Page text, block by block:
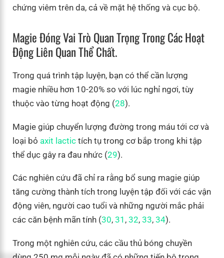
chứng viêm trên da, cả về mặt hệ thống và cục bộ.
Magie Đóng Vai Trò Quan Trọng Trong Các Hoạt
Động Liên Quan Thể Chất.
Trong quá trình tập luyện, bạn có thể cần lượng
magie nhiều hơn 10-20% so với lúc nghỉ ngơi, tùy
thuộc vào từng hoạt động (28).
Magie giúp chuyển lượng đường trong máu tới cơ và
loại bỏ axit lactic tích tụ trong cơ bắp trong khi tập
thể dục gây ra đau nhức (29).
Các nghiên cứu đã chỉ ra rằng bổ sung magie giúp
tăng cường thành tích trong luyện tập đối với các vận
động viên, người cao tuổi và những người mắc phải
các căn bệnh mãn tính (30, 31 , 32, 33, 34).
Trong một nghiên cứu, các cầu thủ bóng chuyền